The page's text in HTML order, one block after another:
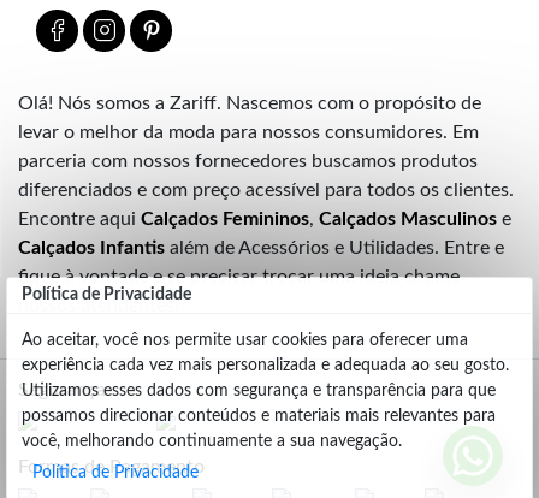
Política de Privacidade
Ao aceitar, você nos permite usar cookies para oferecer uma
experiência cada vez mais personalizada e adequada ao seu gosto.
Utilizamos esses dados com segurança e transparência para que
possamos direcionar conteúdos e materiais mais relevantes para
você, melhorando continuamente a sua navegação.
Política de Privacidade
Olá! Nós somos a Zariff. Nascemos com o propósito de
levar o melhor da moda para nossos consumidores. Em
parceria com nossos fornecedores buscamos produtos
diferenciados e com preço acessível para todos os clientes.
Encontre aqui Calçados Femininos, Calçados Masculinos e
Calçados Infantis além de Acessórios e Utilidades. Entre e
fique à vontade e se precisar trocar uma ideia chame
nossos atendentes!
Segurança
Formas de Pagamento